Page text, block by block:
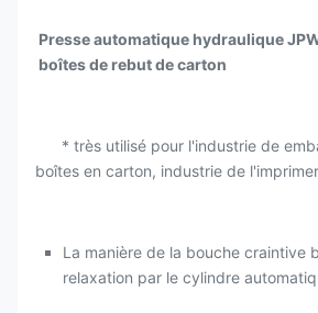
Presse automatique hydraulique
boîtes de rebut de carton
* très utilisé pour l'industrie de
boîtes en carton, industrie de
La manière de la bouche craintive
relaxation par le cylindre